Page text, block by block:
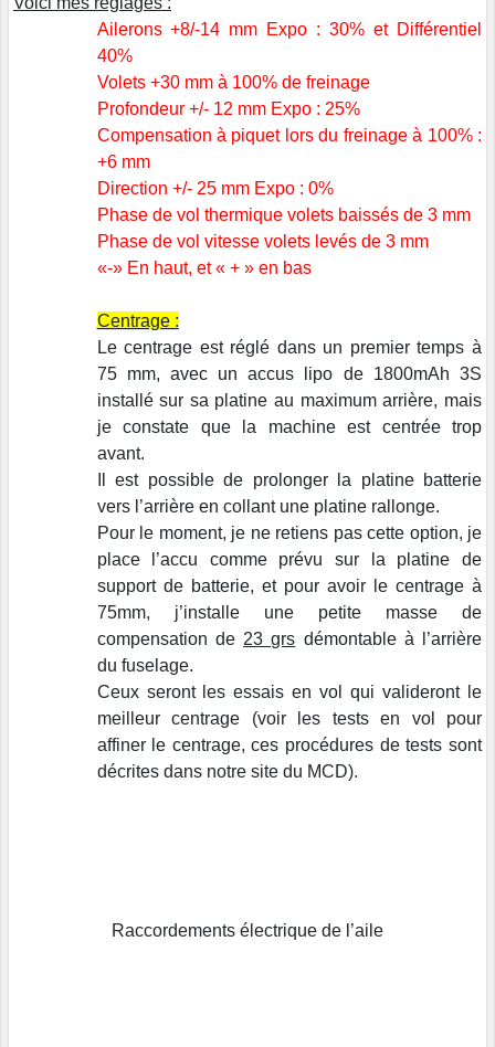
Ailerons +8/-14 mm Expo : 30% et Différentiel
40%
Volets +30 mm à 100% de freinage
Profondeur +/- 12 mm Expo : 25%
Compensation à piquet lors du freinage à 100% :
+6 mm
Direction +/- 25 mm Expo : 0%
Phase de vol thermique volets baissés de 3 mm
Phase de vol vitesse volets levés de 3 mm
«-» En haut, et « + » en bas
Centrage :
Le centrage est réglé dans un premier temps à
75 mm, avec un accus lipo de 1800mAh 3S
installé sur sa platine au maximum arrière, mais
je constate que la machine est centrée trop
avant.
Il est possible de prolonger la platine batterie
vers l’arrière en collant une platine rallonge.
Pour le moment, je ne retiens pas cette option, je
place l’accu comme prévu sur la platine de
support de batterie, et pour avoir le centrage à
75mm, j’installe une petite masse de
compensation de 23 grs démontable à l’arrière
du fuselage.
Ceux seront les essais en vol qui valideront le
meilleur centrage (voir les tests en vol pour
affiner le centrage, ces procédures de tests sont
décrites dans notre site du MCD).
Raccordements électrique de l’aile